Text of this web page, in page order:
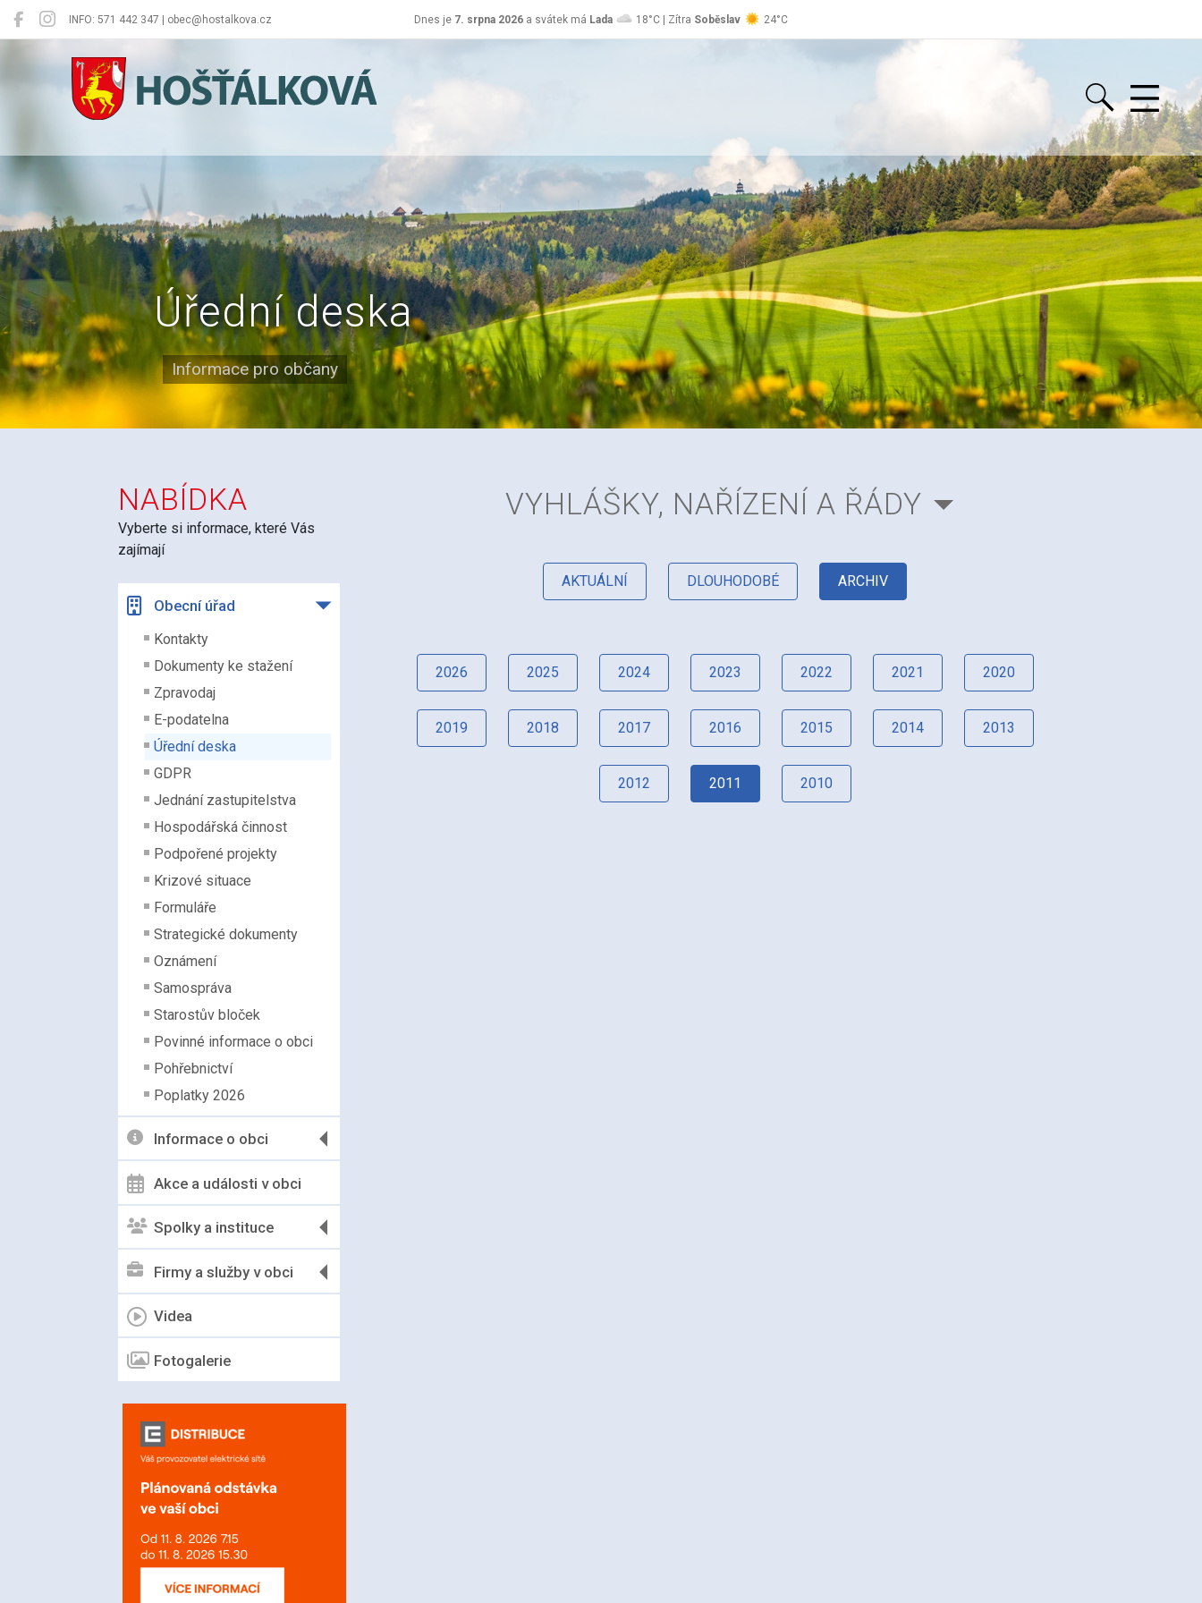
INFO: 571 442 347 | obec@hostalkova.cz Dnes je 7. srpna 2026 a svátek má Lada 18°C | Zítra Soběslav 24°C
Hošťálková
Úřední deska
Informace pro občany
NABÍDKA
Vyberte si informace, které Vás
zajímají
Obecní úřad
Kontakty
Dokumenty ke stažení
Zpravodaj
E-podatelna
Úřední deska
GDPR
Jednání zastupitelstva
Hospodářská činnost
Podpořené projekty
Krizové situace
Formuláře
Strategické dokumenty
Oznámení
Samospráva
Starostův bloček
Povinné informace o obci
Pohřebnictví
Poplatky 2026
Informace o obci
Akce a události v obci
Spolky a instituce
Firmy a služby v obci
Videa
Fotogalerie
VYHLÁŠKY, NAŘÍZENÍ A ŘÁDY
AKTUÁLNÍ DLOUHODOBÉ ARCHIV
2026 2025 2024 2023 2022 2021 2020
2019 2018 2017 2016 2015 2014 2013
2012 2011 2010